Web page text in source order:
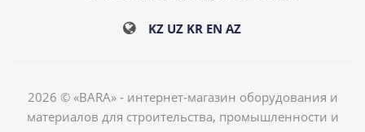
KZ UZ KR EN AZ
2026 © «BARA» - интернет-магазин оборудования и
материалов для строительства, промышленности и